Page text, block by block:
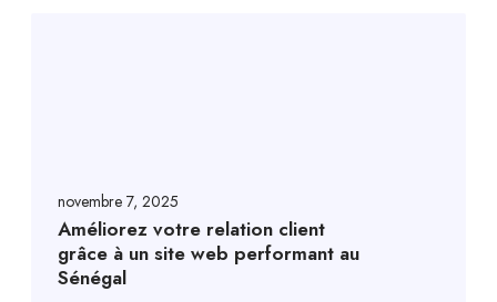
novembre 7, 2025
Améliorez votre relation client
grâce à un site web performant au
Sénégal